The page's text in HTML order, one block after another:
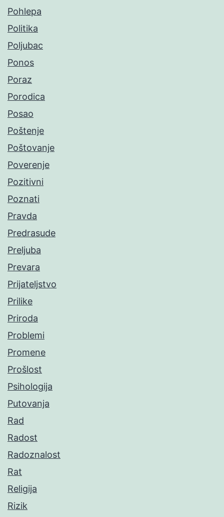
Pohlepa
Politika
Poljubac
Ponos
Poraz
Porodica
Posao
Poštenje
Poštovanje
Poverenje
Pozitivni
Poznati
Pravda
Predrasude
Preljuba
Prevara
Prijateljstvo
Prilike
Priroda
Problemi
Promene
Prošlost
Psihologija
Putovanja
Rad
Radost
Radoznalost
Rat
Religija
Rizik